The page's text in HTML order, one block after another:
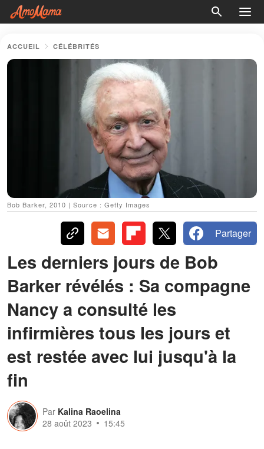
ACCUEIL CÉLÉBRITÉS
Bob Barker, 2010 | Source : Getty Images
Partager
Les derniers jours de Bob
Barker révélés : Sa compagne
Nancy a consulté les
infirmières tous les jours et
est restée avec lui jusqu'à la
fin
Par Kalina Raoelina
28 août 2023
15:45